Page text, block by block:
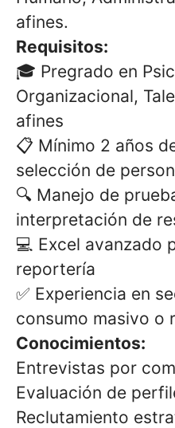
afines.
Requisitos:
🎓 Pregrado en
Organizacional,
afines
📋 Mínimo 2 años
selección de
🔍 Manejo de
interpretación de
💻 Excel avanzado
reportería
✅ Experiencia en
consumo masivo o
Conocimientos:
Entrevistas por
Evaluación de
Reclutamiento